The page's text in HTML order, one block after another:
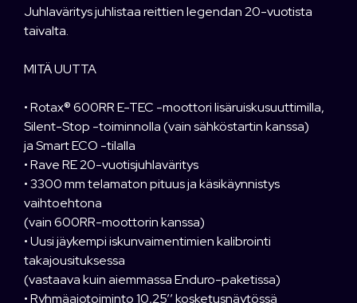
Juhlaväritys juhlistaa reittien legendan 20-vuotista
taivalta.
MITÄ UUTTA
• Rotax® 600RR E-TEC -moottori lisäruiskusuuttimilla,
Silent-Stop -toiminnolla (vain sähköstartin kanssa)
ja Smart ECO -tilalla
• Rave RE 20-vuotisjuhlaväritys
• 3300 mm telamaton pituus ja käsikäynnistys
vaihtoehtona
(vain 600RR-moottorin kanssa)
• Uusi jäykempi iskunvaimentimien kalibrointi
takajousituksessa
(vastaava kuin aiemmassa Enduro-paketissa)
• Ryhmäajotoiminto 10,25’’ kosketusnäytössä